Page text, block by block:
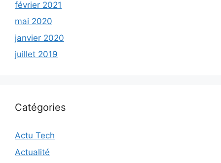
février 2021
mai 2020
janvier 2020
juillet 2019
Catégories
Actu Tech
Actualité